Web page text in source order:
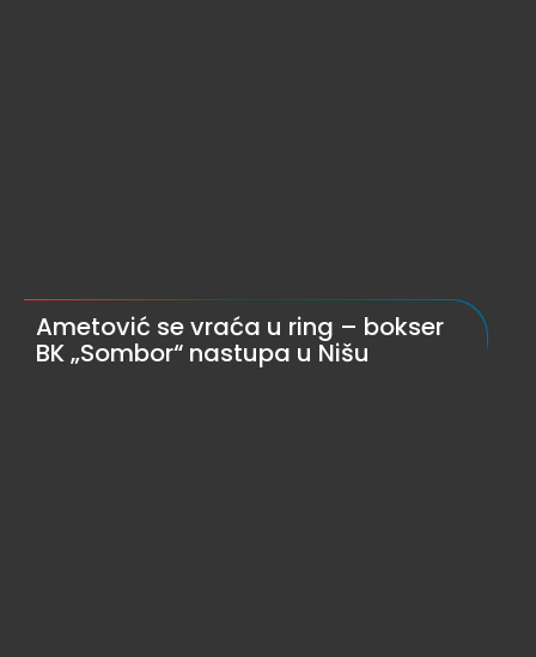
Ametović se vraća u ring – bokser
BK „Sombor“ nastupa u Nišu